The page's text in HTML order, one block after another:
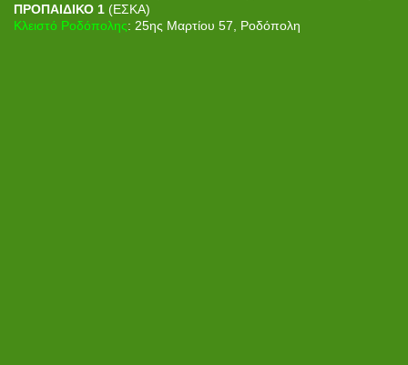
ΠΡΟΠΑΙΔΙΚΟ 1 (ΕΣΚΑ)
Κλειστό Ροδόπολης: 25ης Μαρτίου 57, Ροδόπολη